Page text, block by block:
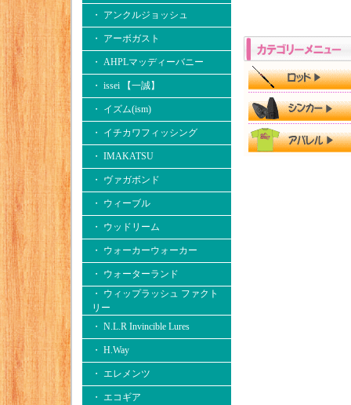
・ アンクルジョッシュ
・ アーボガスト
・ AHPLマッディーバニー
・ issei 【一誠】
・ イズム(ism)
・ イチカワフィッシング
・ IMAKATSU
・ ヴァガボンド
・ ウィーブル
・ ウッドリーム
・ ウォーカーウォーカー
・ ウォーターランド
・ ウィップラッシュ ファクト
リー
・ N.L.R Invincible Lures
・ H.Way
・ エレメンツ
・ エコギア